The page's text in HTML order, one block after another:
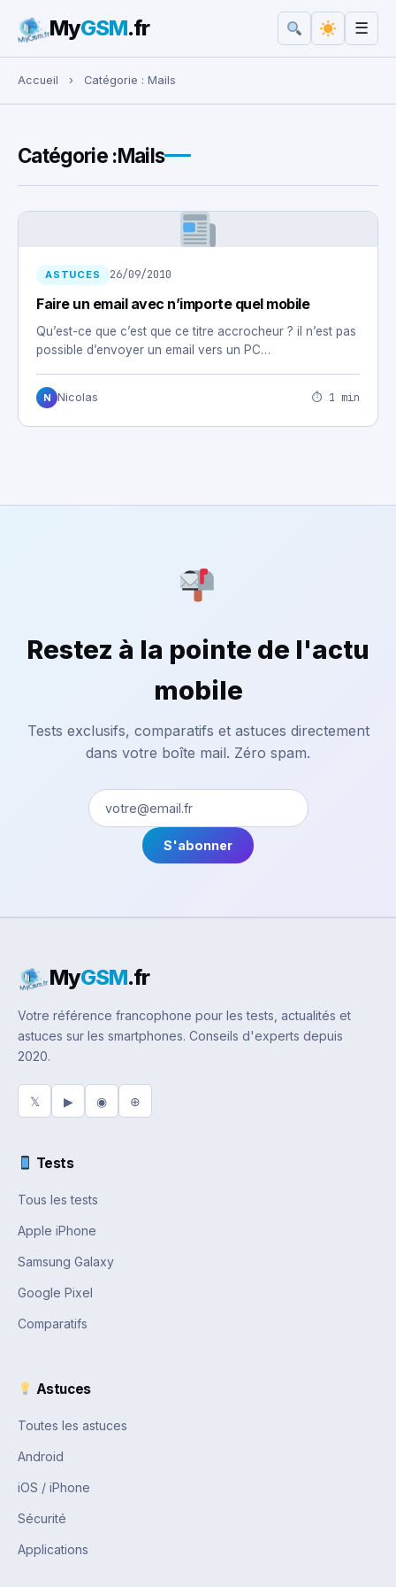
Rechercher :
MyGSM.fr ☰
Accueil › Catégorie : Mails
Catégorie :Mails
ASTUCES 26/09/2010
Faire un email avec n’importe quel mobile
Qu’est-ce que c’est que ce titre accrocheur ? il n’est pas
possible d’envoyer un email vers un PC…
N Nicolas ⏱ 1 min
Restez à la pointe de l'actu
mobile
Tests exclusifs, comparatifs et astuces directement
dans votre boîte mail. Zéro spam.
S'abonner
MyGSM.fr
Votre référence francophone pour les tests, actualités et
astuces sur les smartphones. Conseils d'experts depuis
2020.
𝕏 ▶ ◉ ⊕
Tests
Tous les tests
Apple iPhone
Samsung Galaxy
Google Pixel
Comparatifs
Astuces
Toutes les astuces
Android
iOS / iPhone
Sécurité
Applications